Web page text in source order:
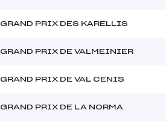
GRAND PRIX DES KARELLIS
GRAND PRIX DE VALMEINIER
GRAND PRIX DE VAL CENIS
GRAND PRIX DE LA NORMA